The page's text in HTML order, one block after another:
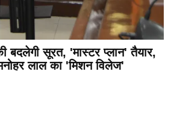
बदलेगी सूरत, 'मास्टर प्लान' तैयार,
लाल का 'मिशन विलेज'